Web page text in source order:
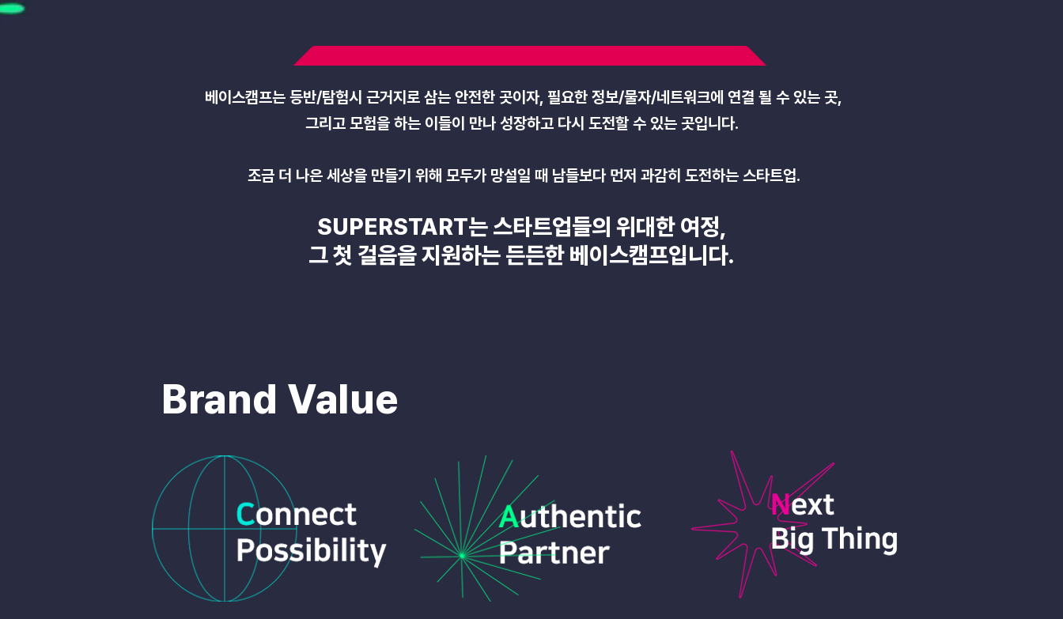
베이스캠프는 등반/탐험시 근거지로 삼는 안전한 곳이자, 필요한 정보/물자/네트워크에 연결 될 수 있는 곳,
그리고 모험을 하는 이들이 만나 성장하고 다시 도전할 수 있는 곳입니다.
조금 더 나은 세상을 만들기 위해 모두가 망설일 때 남들보다 먼저 과감히 도전하는 스타트업.
SUPERSTART는 스타트업들의 위대한 여정,
그 첫 걸음을 지원하는 든든한 베이스캠프입니다.
Brand Value